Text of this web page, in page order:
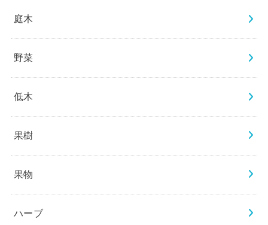
庭木
野菜
低木
果樹
果物
ハーブ